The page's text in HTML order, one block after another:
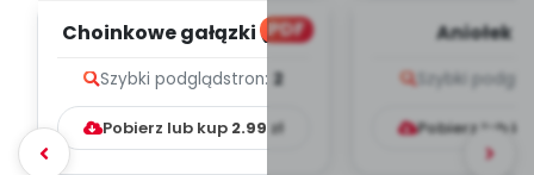
PDF
Choinkowe gałązki (PD)
Szybki podglądstron: 2
Pobierz lub kup 2.99 zł
Aniołek
Szybki
Pobierz lub